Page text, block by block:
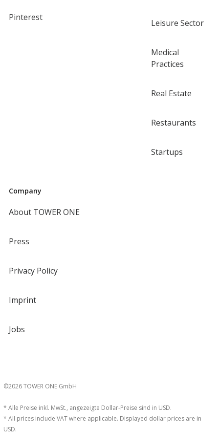
Pinterest
Leisure Sector
Medical
Practices
Real Estate
Restaurants
Startups
Company
About TOWER ONE
Press
Privacy Policy
Imprint
Jobs
©2026 TOWER ONE GmbH
* Alle Preise inkl. MwSt., angezeigte Dollar-Preise sind in USD.
* All prices include VAT where applicable. Displayed dollar prices are in
USD.